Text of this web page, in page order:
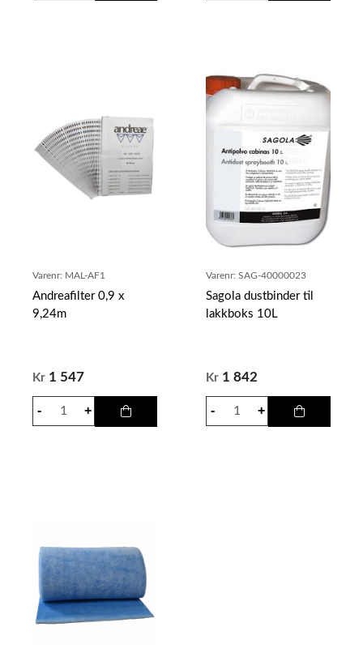
Varenr: MAL-AF1
Andreafilter 0,9 x
9,24m
Kr 1 547
Varenr: SAG-40000023
Sagola dustbinder til
lakkboks 10L
Kr 1 842